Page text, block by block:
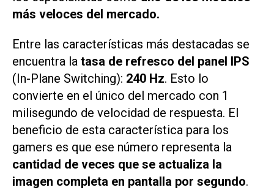
más veloces del mercado.
Entre las características más destacadas se
encuentra la tasa de refresco del panel IPS
(In-Plane Switching): 240 Hz. Esto lo
convierte en el único del mercado con 1
milisegundo de velocidad de respuesta. El
beneficio de esta característica para los
gamers es que ese número representa la
cantidad de veces que se actualiza la
imagen completa en pantalla por segundo.